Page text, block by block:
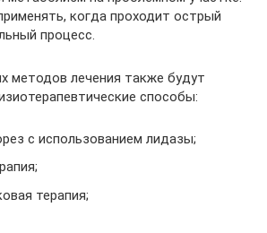
когда проходит острый
процесс.
методов лечения также будут
способы:
с использованием лидазы;
терапия;